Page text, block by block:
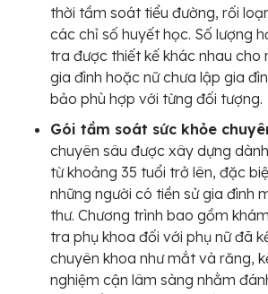
thời tầm soát tiểu đường, rối
các chỉ số huyết học. Số lượng
tra được thiết kế khác nhau cho
gia đình hoặc nữ chưa lập gia
bảo phù hợp với từng đối tượng.
Gói tầm soát sức khỏe
chuyên sâu được xây dựng
từ khoảng 35 tuổi trở lên, đặc
những người có tiền sử gia đình
thư. Chương trình bao gồm
tra phụ khoa đối với phụ nữ đã
chuyên khoa như mắt và răng,
nghiệm cận lâm sàng nhằm